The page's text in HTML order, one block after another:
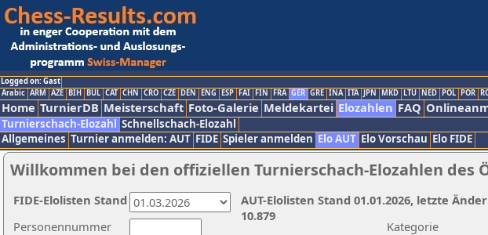
Logged on: Gast
Arabic ARM AZE BIH BUL CAT CHN CRO CZE DEN ENG ESP FAI FIN FRA GER GRE INA ITA JPN MKD LTU NED POL POR
Home TurnierDB Meisterschaft Foto-Galerie Meldekartei Elozahlen FAQ
Turnierschach-Elozahl Schnellschach-Elozahl
Allgemeines Turnier anmelden: AUT FIDE Spieler anmelden Elo AUT Elo Vorschau Elo FIDE
Willkommen bei den offiziellen Turnierschach-Elozahlen des
Kategorie
Personennummer
AUT-Elolisten Stand 01.01.2026, letzte
10.879
FIDE-Elolisten Stand